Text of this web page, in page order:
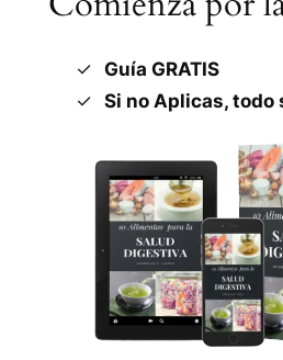
Guía GRATIS
Si no Aplicas, todo